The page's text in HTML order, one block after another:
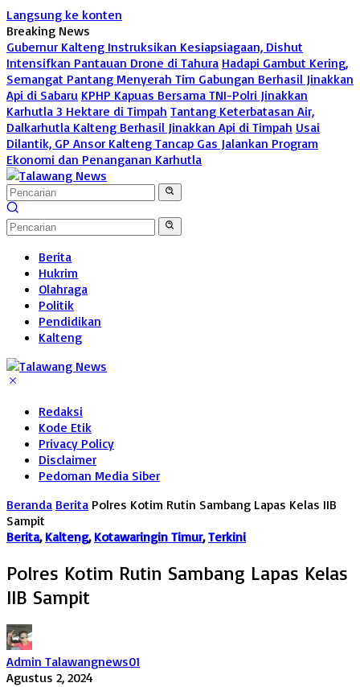
Langsung ke konten
Breaking News
Gubernur Kalteng Instruksikan Kesiapsiagaan, Dishut
Intensifkan Pantauan Drone di Tahura Hadapi Gambut Kering,
Semangat Pantang Menyerah Tim Gabungan Berhasil Jinakkan
Api di Sabaru KPHP Kapuas Bersama TNI-Polri Jinakkan
Karhutla 3 Hektare di Timpah Tantang Keterbatasan Air,
Dalkarhutla Kalteng Berhasil Jinakkan Api di Timpah Usai
Dilantik, GP Ansor Kalteng Tancap Gas Jalankan Program
Ekonomi dan Penanganan Karhutla
Berita
Hukrim
Olahraga
Politik
Pendidikan
Kalteng
Redaksi
Kode Etik
Privacy Policy
Disclaimer
Pedoman Media Siber
Beranda Berita Polres Kotim Rutin Sambang Lapas Kelas IIB
Sampit
Berita, Kalteng, Kotawaringin Timur,Terkini
Polres Kotim Rutin Sambang Lapas Kelas
IIB Sampit
Admin Talawangnews01
Agustus 2, 2024